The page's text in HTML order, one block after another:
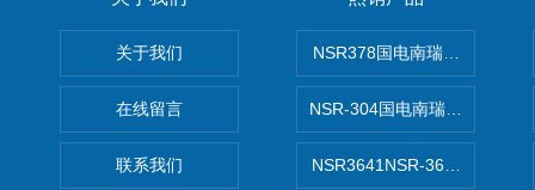
关于我们
在线留言
联系我们
NSR378国电南瑞NSR-378变
NSR-304国电南瑞NSR-304
NSR3641NSR-3641系列备用